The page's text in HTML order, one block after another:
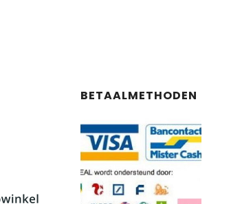
BETAALMETHODEN